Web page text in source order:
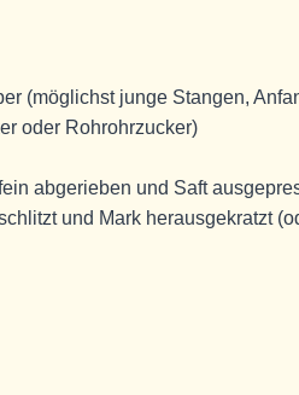
(möglichst junge Stangen,
oder Rohrohrzucker)
abgerieben und Saft
und Mark herausgekratzt